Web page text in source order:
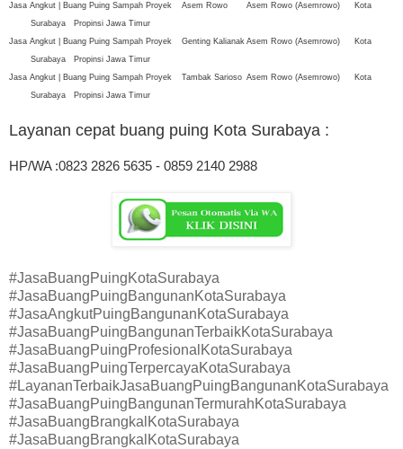
Jasa Angkut | Buang Puing Sampah Proyek
Asem Rowo Asem Rowo (Asemrowo)
Kota
Surabaya
Propinsi Jawa Timur
Jasa Angkut | Buang Puing Sampah Proyek
Genting Kalianak Asem Rowo (Asemrowo)
Kota
Surabaya
Propinsi Jawa Timur
Jasa Angkut | Buang Puing Sampah Proyek
Tambak Sarioso Asem Rowo (Asemrowo)
Kota
Surabaya
Propinsi Jawa Timur
Layanan cepat buang puing Kota Surabaya :
HP/WA :0823 2826 5635 - 0859 2140 2988
#JasaBuangPuingKotaSurabaya
#JasaBuangPuingBangunanKotaSurabaya
#JasaAngkutPuingBangunanKotaSurabaya
#JasaBuangPuingBangunanTerbaikKotaSurabaya
#JasaBuangPuingProfesionalKotaSurabaya
#JasaBuangPuingTerpercayaKotaSurabaya
#LayananTerbaikJasaBuangPuingBangunanKotaSurabaya
#JasaBuangPuingBangunanTermurahKotaSurabaya
#JasaBuangBrangkalKotaSurabaya
#JasaBuangBrangkalKotaSurabaya